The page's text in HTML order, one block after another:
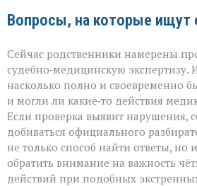
Вопросы, на которые ищут
Сейчас родственники намерены
судебно‑медицинскую экспертизу.
насколько полно и своевременно
и могли ли какие‑то действия
Если проверка выявит нарушения,
добиваться официального
не только способ найти ответы, но
обратить внимание на важность
действий при подобных